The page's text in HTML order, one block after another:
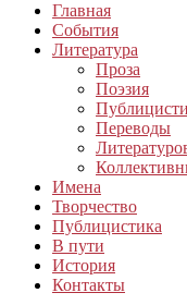
Главная
События
Литература
Проза
Поэзия
Переводы
Имена
Творчество
Публицистика
В пути
История
Контакты